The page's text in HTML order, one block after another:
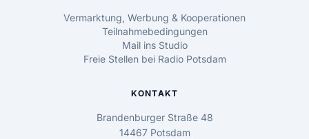
Vermarktung, Werbung & Kooperationen
Teilnahmebedingungen
Mail ins Studio
Freie Stellen bei Radio Potsdam
KONTAKT
Brandenburger Straße 48
14467 Potsdam